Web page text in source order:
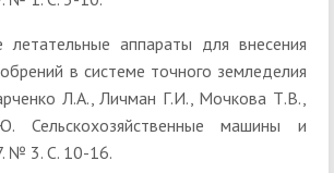
летательные аппараты для внесения
в системе точного земледелия
Л.А., Личман Г.И., Мочкова Т.В.,
Сельскохозяйственные машины и
№ 3. С. 10-16.